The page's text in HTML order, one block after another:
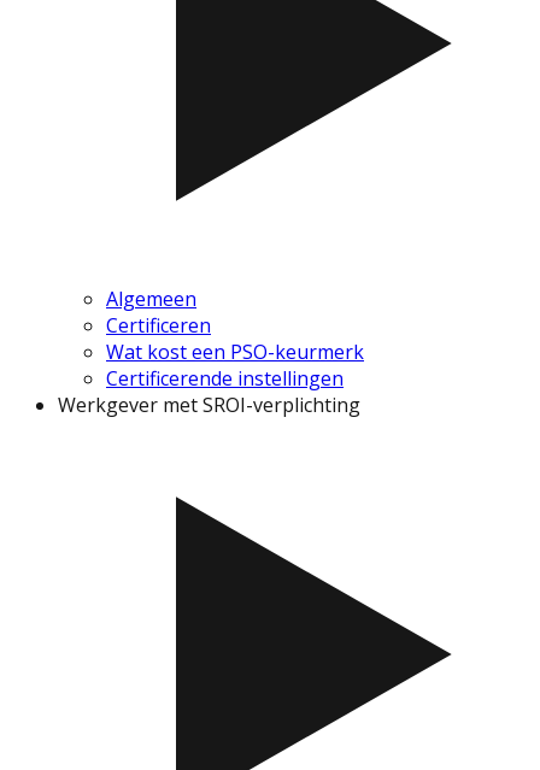
Algemeen
Certificeren
Wat kost een PSO-keurmerk
Certificerende instellingen
Werkgever met SROI-verplichting